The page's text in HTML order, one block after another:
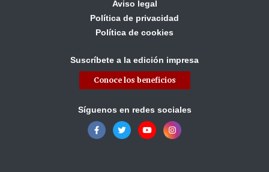
Aviso legal
Política de privacidad
Política de cookies
Suscríbete a la edición impresa
Conoce los beneficios
Síguenos en redes sociales